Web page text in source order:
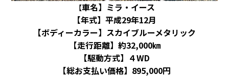
【車名】ミラ・イース
【年式】平成29年12月
【ボディーカラー】スカイブルーメタリック
【走行距離】約32,000㎞
【駆動方式】４WD
【総お支払い価格】895,000円